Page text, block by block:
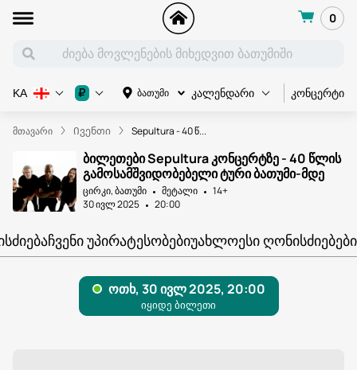
0
ბათუმი კალენდარი კონცერტი
KA ₽
მთავარი Ივენთი Sepultura - 40 წ...
ბილეთები Sepultura კონცერტზე - 40 წლის
გამოსამშვიდობებელი ტური ბათუმი-მდე
ცირკი, ბათუმი მეტალი
14+
30 ივლ 2025
20:00
ᲩᲕᲔᲜᲘ ᲣᲞᲘᲠᲐᲢᲔᲡᲝᲑᲔᲑᲘᲣᲐᲮᲚᲝᲔᲡᲘ ᲦᲝᲜᲘᲡᲫᲘᲔᲑᲔᲑᲘ